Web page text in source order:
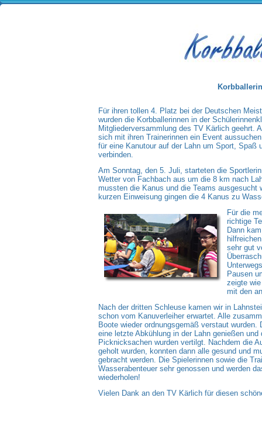
Für ihren tollen 4. Platz bei der Deutschen
wurden die Korbballerinnen in der
Mitgliederversammlung des TV Kärlich geehrt.
sich mit ihren Trainerinnen ein Event
für eine Kanutour auf der Lahn um Sport, Spaß
verbinden.
Am Sonntag, den 5. Juli, starteten die
Wetter von Fachbach aus um die 8 km nach
mussten die Kanus und die Teams ausgesucht
kurzen Einweisung gingen die 4 Kanus zu
Für die
richtige
Dann
sehr gut
Pausen
zeigte
mit den
Nach der dritten Schleuse kamen wir in
schon vom Kanuverleiher erwartet. Alle
Boote wieder ordnungsgemäß verstaut wurden.
eine letzte Abkühlung in der Lahn genießen und
Picknicksachen wurden vertilgt. Nachdem die
geholt wurden, konnten dann alle gesund und
gebracht werden. Die Spielerinnen sowie die
Wasserabenteuer sehr genossen und werden
wiederholen!
Vielen Dank an den TV Kärlich für diesen